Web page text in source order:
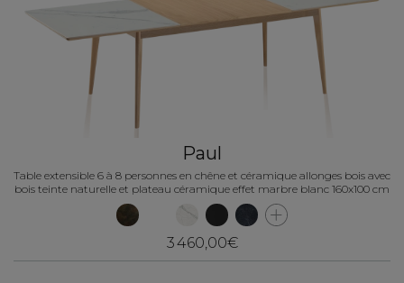
Paul
Table extensible 6 à 8 personnes en chêne et céramique allonges bois avec
bois teinte naturelle et plateau céramique effet marbre blanc 160x100 cm
3 460,00€